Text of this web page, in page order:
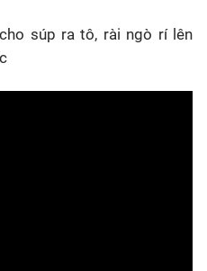
súp ra tô, rài ngò rí lên